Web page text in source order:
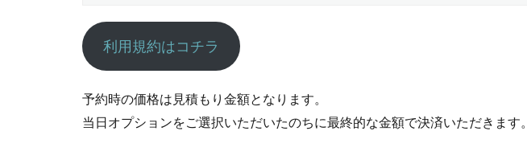
利用規約はコチラ
予約時の価格は見積もり金額となります。
当日オプションをご選択いただいたのちに最終的な金額で決済いただきます。